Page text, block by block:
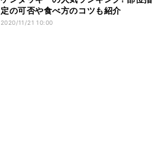
定の可否や食べ方のコツも紹介
2020/11/21 10:00